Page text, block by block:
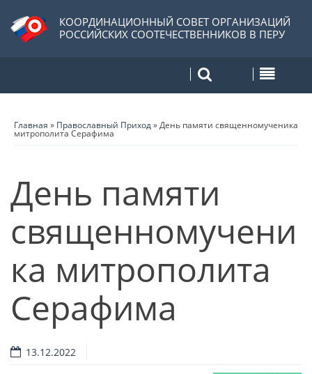
КООРДИНАЦИОННЫЙ СОВЕТ ОРГАНИЗАЦИЙ
РОССИЙСКИХ СООТЕЧЕСТВЕННИКОВ В ПЕРУ
Главная » Православный Приход»День памяти священномученика
митрополита Серафима
День памяти
священномучени
ка митрополита
Серафима
13.12.2022